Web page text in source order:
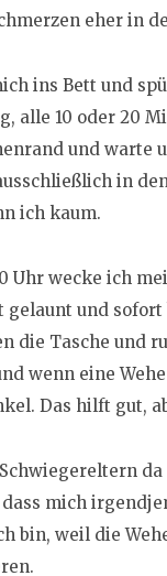
eher in
ins Bett und
alle 10 oder 20
und warte
in
ich kaum.
Uhr wecke ich
gelaunt und
die Tasche und
wenn eine
Das hilft gut,
dass mich
bin, weil die